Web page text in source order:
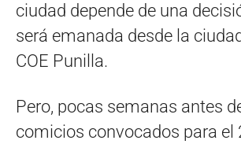
ciudad depende de una
será emanada desde la
COE Punilla.
Pero, pocas semanas antes
comicios convocados para el